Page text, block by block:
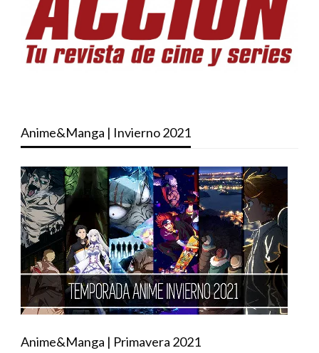
Anime&Manga | Invierno 2021
Anime&Manga | Primavera 2021